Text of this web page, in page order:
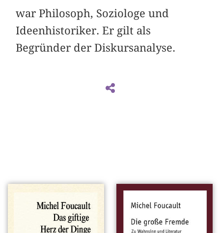
war Philosoph, Soziologe und
Ideenhistoriker. Er gilt als
Begründer der Diskursanalyse.